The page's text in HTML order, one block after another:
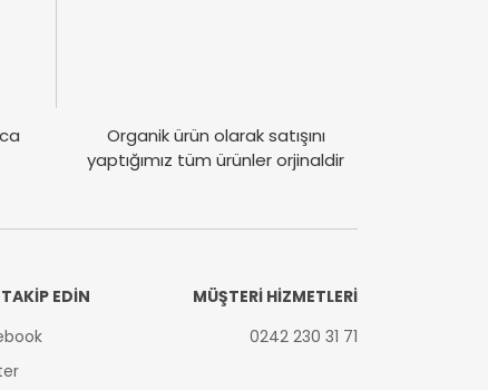
Organik ürün olarak satışını
yaptığımız tüm ürünler orjinaldir
EDİN
MÜŞTERİ HİZMETLERİ
0242 230 31 71